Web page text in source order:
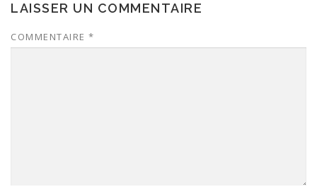
LAISSER UN COMMENTAIRE
COMMENTAIRE *